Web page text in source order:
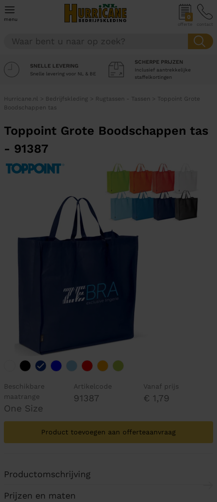
menu 0
offerte contact
SNELLE LEVERING
Snelle levering voor NL & BE
SCHERPE PRIJZEN
Inclusief aantrekkelijke
staffelkortingen
Hurricane.nl > Bedrijfskleding > Rugtassen - Tassen > Toppoint Grote
Boodschappen tas
Toppoint Grote Boodschappen tas
- 91387
Beschikbare
maatrange
One Size
Artikelcode
91387
Vanaf prijs
€ 1,79
Product toevoegen aan offerteaanvraag
Productomschrijving
Prijzen en maten